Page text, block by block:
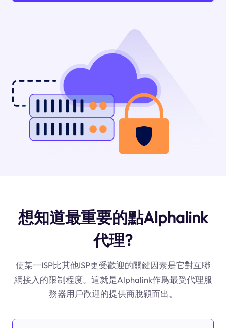
想知道最重要的點Alphalink
代理?
使某一ISP比其他ISP更受歡迎的關鍵因素是它對互聯
網接入的限制程度。這就是Alphalink作爲最受代理服
務器用戶歡迎的提供商脫穎而出。